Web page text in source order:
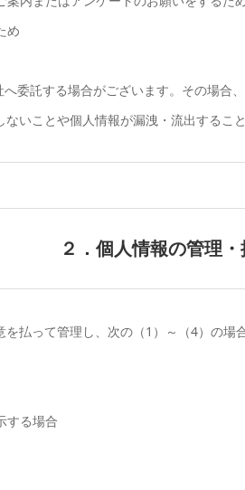
め
委託する場合がございます。その場合
いことや個人情報が漏洩・流出するこ
２．個人情報の管理
払って管理し、次の（1）～（4）の場
する場合